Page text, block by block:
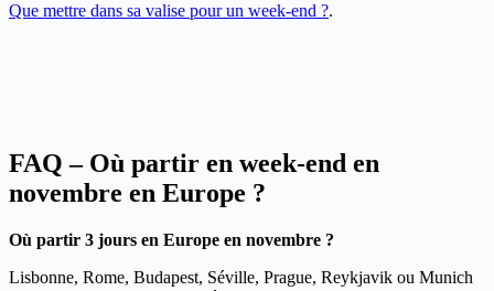
Que mettre dans sa valise pour un week-end ?.
FAQ – Où partir en week-end en
novembre en Europe ?
Où partir 3 jours en Europe en novembre ?
Lisbonne, Rome, Budapest, Séville, Prague, Reykjavik ou Munich